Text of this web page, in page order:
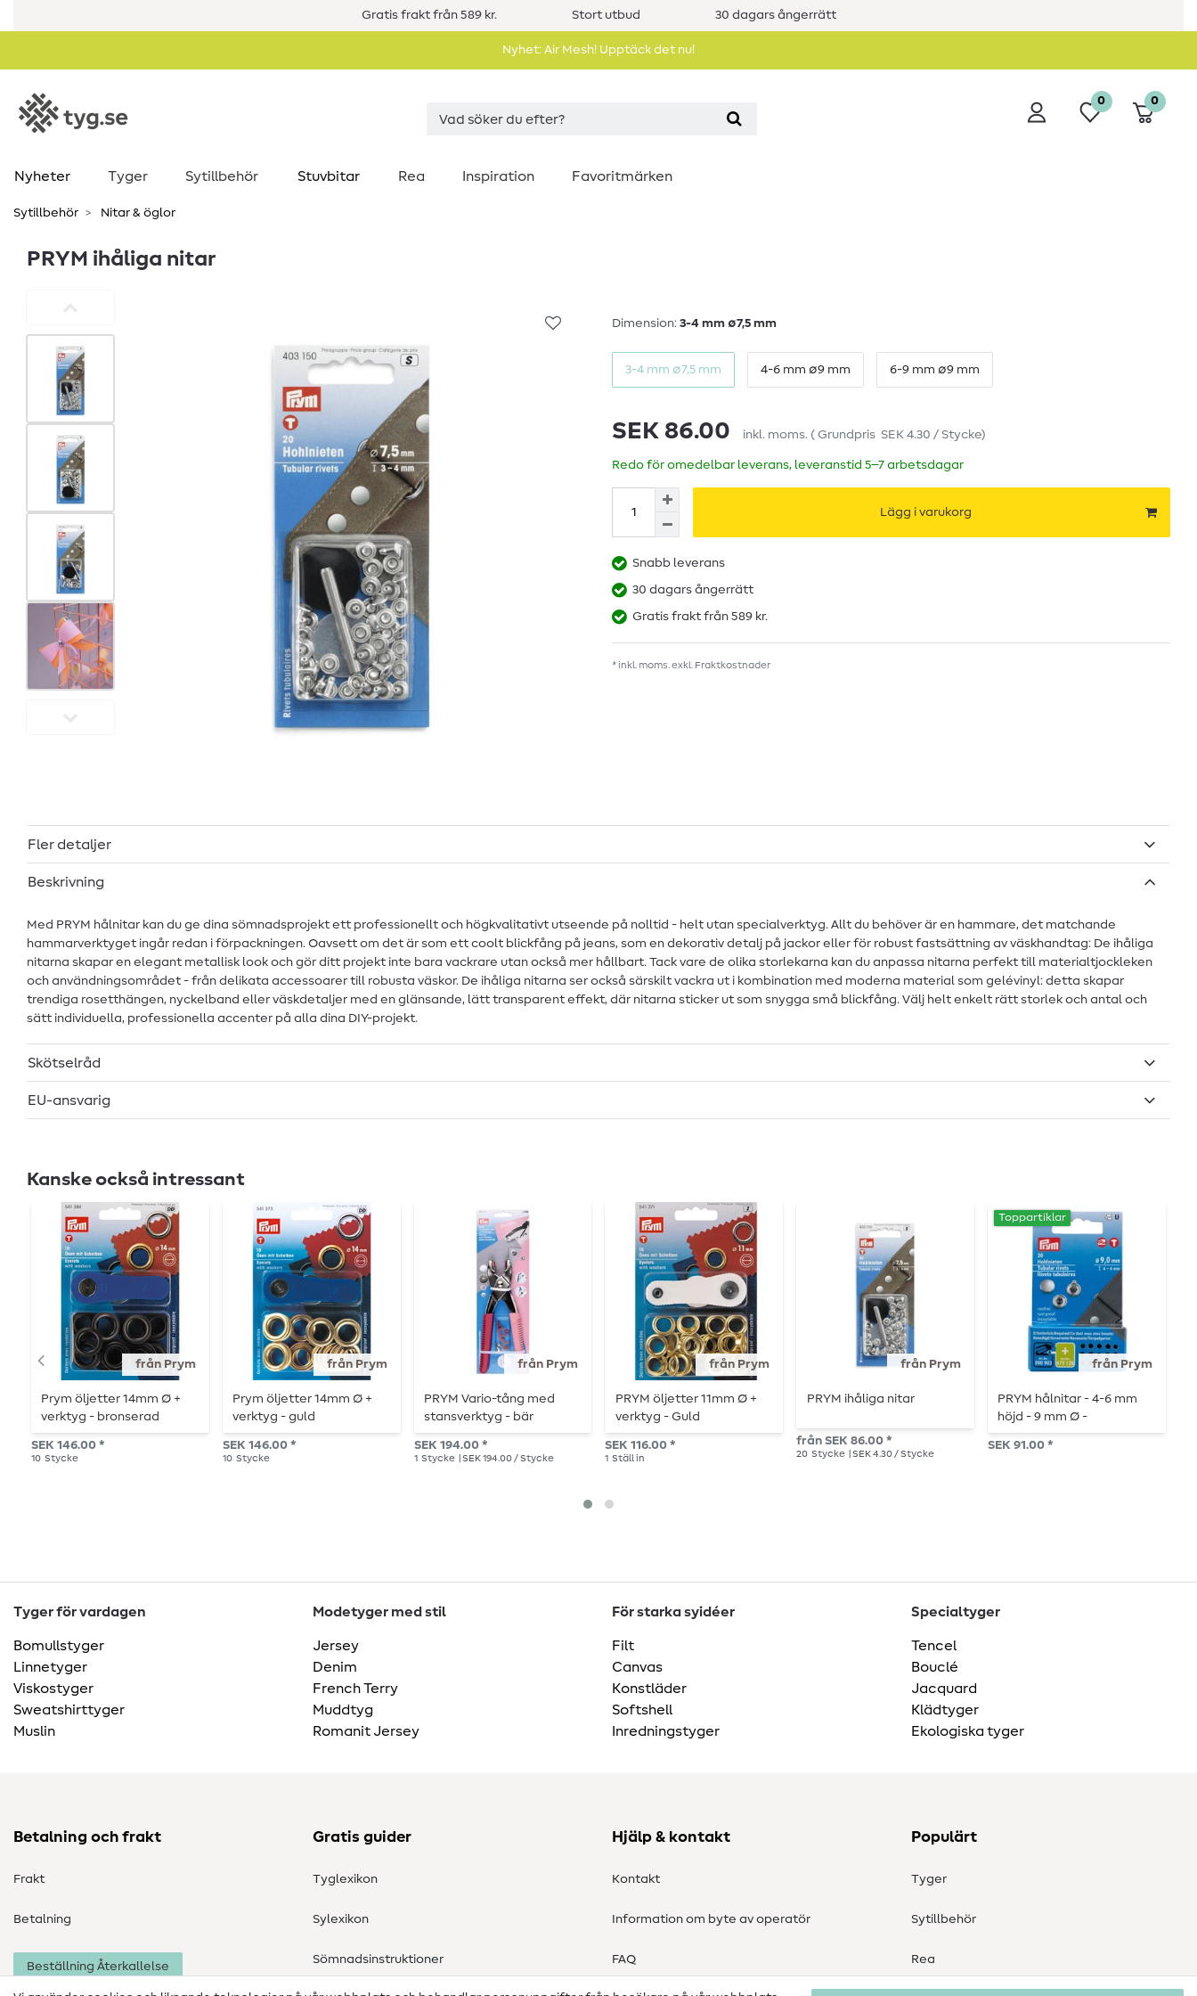
Gratis frakt från 589 kr. Stort utbud 30 dagars ångerrätt
Nyhet: Air Mesh! Upptäck det nu!
0 0
Nyheter Tyger Sytillbehör Stuvbitar Rea Inspiration Favoritmärken
Sytillbehör Nitar & öglor
PRYM ihåliga nitar
Dimension: 3-4 mm ∅7,5 mm
3-4 mm ∅7,5 mm 4-6 mm ∅9 mm 6-9 mm ∅9 mm
SEK 86.00 inkl. moms. ( Grundpris SEK 4.30 / Stycke)
Redo för omedelbar leverans, leveranstid 5–7 arbetsdagar
Lägg i varukorg
Snabb leverans
30 dagars ångerrätt
Gratis frakt från 589 kr.
* inkl. moms. exkl. Fraktkostnader
Fler detaljer
Beskrivning
Med PRYM hålnitar kan du ge dina sömnadsprojekt ett professionellt och högkvalitativt utseende på nolltid - helt utan specialverktyg. Allt du behöver är en hammare, det matchande
hammarverktyget ingår redan i förpackningen. Oavsett om det är som ett coolt blickfång på jeans, som en dekorativ detalj på jackor eller för robust fastsättning av väskhandtag: De ihåliga
nitarna skapar en elegant metallisk look och gör ditt projekt inte bara vackrare utan också mer hållbart. Tack vare de olika storlekarna kan du anpassa nitarna perfekt till materialtjockleken
och användningsområdet - från delikata accessoarer till robusta väskor. De ihåliga nitarna ser också särskilt vackra ut i kombination med moderna material som gelévinyl: detta skapar
trendiga rosetthängen, nyckelband eller väskdetaljer med en glänsande, lätt transparent effekt, där nitarna sticker ut som snygga små blickfång. Välj helt enkelt rätt storlek och antal och
sätt individuella, professionella accenter på alla dina DIY-projekt.
Skötselråd
EU-ansvarig
Kanske också intressant
från Prym
Prym öljetter 14mm Ø +
verktyg - bronserad
SEK 146.00 *
10 Stycke
från Prym
Prym öljetter 14mm Ø +
verktyg - guld
SEK 146.00 *
10 Stycke
från Prym
PRYM Vario-tång med
stansverktyg - bär
SEK 194.00 *
1 Stycke | SEK 194.00 / Stycke
från Prym
PRYM öljetter 11mm Ø +
verktyg - Guld
SEK 116.00 *
1 Ställ in
från Prym
PRYM ihåliga nitar
från SEK 86.00 *
20 Stycke | SEK 4.30 / Stycke
från Prym
Toppartiklar
PRYM hålnitar - 4-6 mm
höjd - 9 mm Ø -
silverfärgad
SEK 91.00 *
Tyger för vardagen
Bomullstyger
Linnetyger
Viskostyger
Sweatshirttyger
Muslin
Modetyger med stil
Jersey
Denim
French Terry
Muddtyg
Romanit Jersey
För starka syidéer
Filt
Canvas
Konstläder
Softshell
Inredningstyger
Specialtyger
Tencel
Bouclé
Jacquard
Klädtyger
Ekologiska tyger
Betalning och frakt
Frakt
Betalning
Beställning Återkallelse
Gratis guider
Tyglexikon
Sylexikon
Sömnadsinstruktioner
Hjälp & kontakt
Kontakt
Information om byte av operatör
FAQ
Populärt
Tyger
Sytillbehör
Rea